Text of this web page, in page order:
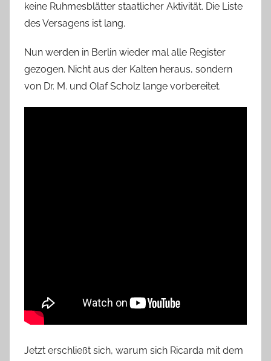
keine Ruhmesblätter staatlicher Aktivität. Die Liste
des Versagens ist lang.
Nun werden in Berlin wieder mal alle Register
gezogen. Nicht aus der Kalten heraus, sondern
von Dr. M. und Olaf Scholz lange vorbereitet.
Jetzt erschließt sich, warum sich Ricarda mit dem